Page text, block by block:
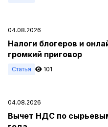
04.08.2026
Налоги блогеров и
громкий приговор
Статья 101
04.08.2026
Вычет НДС по